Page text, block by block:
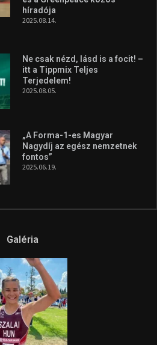
híradója
2025.08.14.
Ne csak nézd, lásd is a focit! –
itt a Tippmix Teljes
Terjedelem!
2025.08.05.
„A Forma-1-es Magyar
Nagydíj az egész nemzetnek
fontos”
2025.06.19.
Galéria